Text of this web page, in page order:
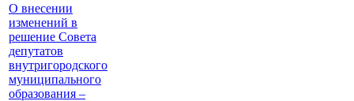
О внесении
изменений в
решение Совета
депутатов
внутригородского
муниципального
образования –